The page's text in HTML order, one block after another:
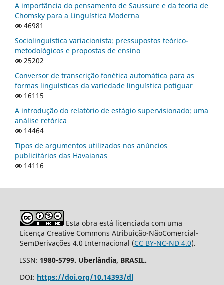
A importância do pensamento de Saussure e da teoria de
Chomsky para a Linguística Moderna
46981
Sociolinguística variacionista: pressupostos teórico-
metodológicos e propostas de ensino
25202
Conversor de transcrição fonética automática para as
formas linguísticas da variedade linguística potiguar
16115
A introdução do relatório de estágio supervisionado: uma
análise retórica
14464
Tipos de argumentos utilizados nos anúncios
publicitários das Havaianas
14116
Esta obra está licenciada com uma
Licença Creative Commons Atribuição-NãoComercial-
SemDerivações 4.0 Internacional (CC BY-NC-ND 4.0).
ISSN: 1980-5799. Uberlândia, BRASIL.
DOI: https://doi.org/10.14393/dl